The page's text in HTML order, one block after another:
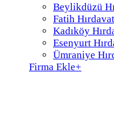
Beylikdüzü
Fatih
Kadıköy
Esenyurt
Ümraniye
Firma Ekle+